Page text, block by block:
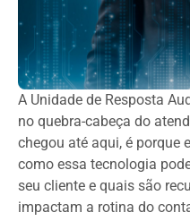
A Unidade de Resposta
no quebra-cabeça do
chegou até aqui, é porque
como essa tecnologia
seu cliente e quais são
impactam a rotina do